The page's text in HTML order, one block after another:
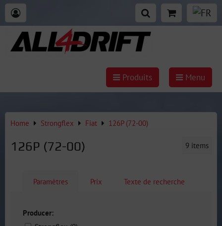
Produits Menu
Home Strongflex Fiat 126P (72-00)
126P (72-00) 9 items
Paramètres Prix Texte de recherche
Producer: